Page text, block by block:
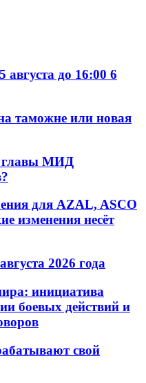
до 16:00 6
таможне или новая
главы МИД
для AZAL, ASCO
изменения несёт
2026 года
инициатива
боевых действий и
свой